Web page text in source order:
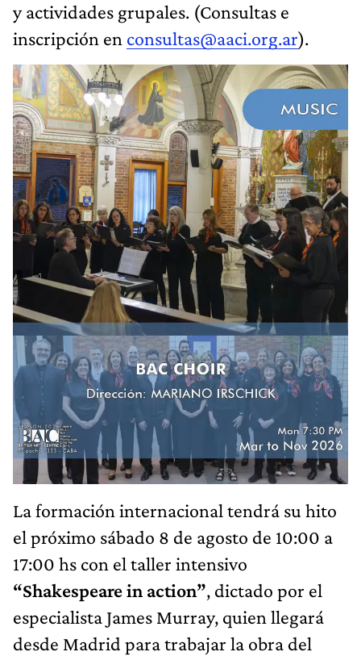
y actividades grupales. (Consultas e
inscripción en consultas@aaci.org.ar).
La formación internacional tendrá su hito
el próximo sábado 8 de agosto de 10:00 a
17:00 hs con el taller intensivo
“Shakespeare in action”, dictado por el
especialista James Murray, quien llegará
desde Madrid para trabajar la obra del